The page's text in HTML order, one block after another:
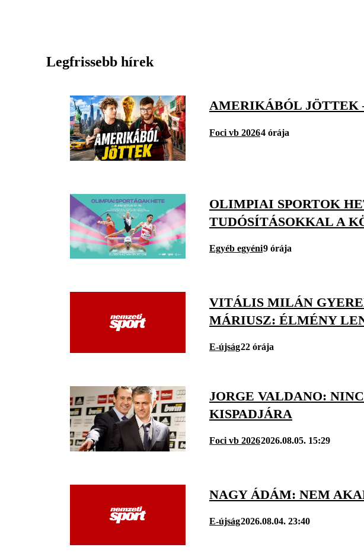
Legfrissebb hírek
AMERIKÁBÓL JÖTTEK
Foci vb 20264 órája
OLIMPIAI SPORTOK
TUDÓSÍTÁSOKKAL A
Egyéb egyéni9 órája
VITÁLIS MILÁN
MÁRIUSZ: ÉLMÉNY
E-újság22 órája
JORGE VALDANO:
KISPADJÁRA
Foci vb 20262026.08.05. 15:29
NAGY ÁDÁM: NEM
E-újság2026.08.04. 23:40